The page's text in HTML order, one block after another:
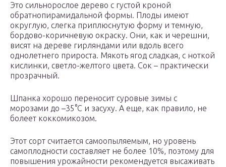
Это сильнорослое дерево с густой кроной
обратнопирамидальной формы. Плоды имеют
округлую, слегка приплюснутую форму и темную,
бордово-коричневую окраску. Они, как и черешни,
висят на дереве гирляндами или вдоль всего
однолетнего прироста. Мякоть ягод сладкая, с ноткой
кислинки, светло-желтого цвета. Сок – практически
прозрачный.
Шпанка хорошо переносит суровые зимы с
морозами до –35°С и засуху. А еще, как правило, не
болеет коккомикозом.
Этот сорт считается самоопыляемым, но уровень
самоплодности составляет не более 10%, поэтому для
повышения урожайности рекомендуется высаживать